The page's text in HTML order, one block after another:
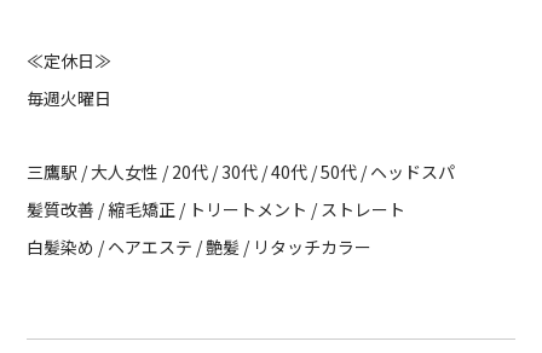
≪定休日≫
毎週火曜日
三鷹駅 / 大人女性 / 20代 / 30代 / 40代 / 50代 / ヘッドスパ
髪質改善 / 縮毛矯正 / トリートメント / ストレート
白髪染め / ヘアエステ / 艶髪 / リタッチカラー